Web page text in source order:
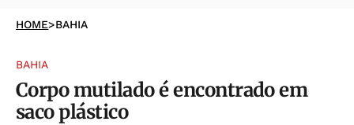
HOME>BAHIA
BAHIA
Corpo mutilado é encontrado em
saco plástico